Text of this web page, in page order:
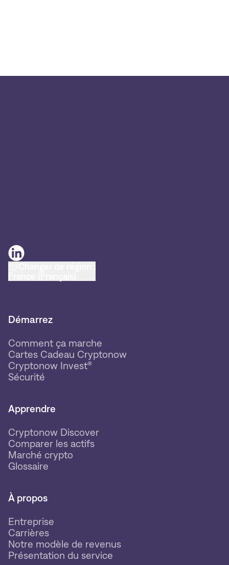
Démarrez
Comment ça marche
Cartes Cadeau Cryptonow
Cryptonow Invest®
Sécurité
Apprendre
Cryptonow Discover
Comparer les actifs
Marché crypto
Glossaire
À propos
Entreprise
Carrières
Notre modèle de revenus
Présentation du service